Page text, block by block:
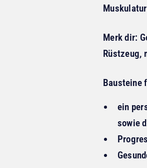
Merk dir:
Rüstzeug,
Bausteine
ein
sowie